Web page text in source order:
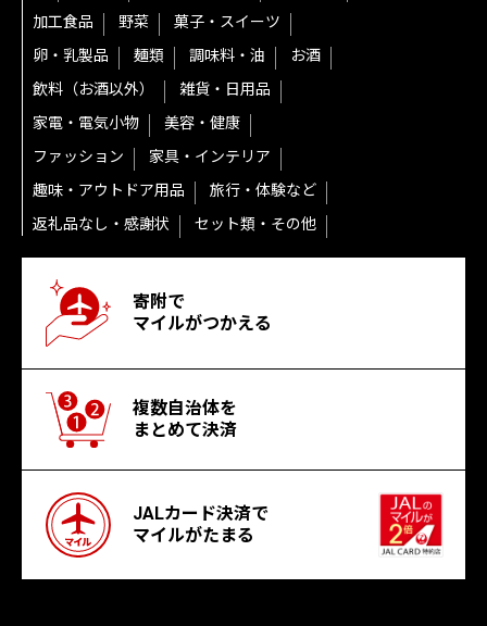
加工食品
野菜
菓子・スイーツ
卵・乳製品
麺類 調味料・油
お酒
飲料（お酒以外）
雑貨・日用品
家電・電気小物
美容・健康
ファッション
家具・インテリア
趣味・アウトドア用品
旅行・体験など
返礼品なし・感謝状
セット類・その他
寄附で
マイルがつかえる
複数自治体を
まとめて決済
JALカード決済で
マイルがたまる